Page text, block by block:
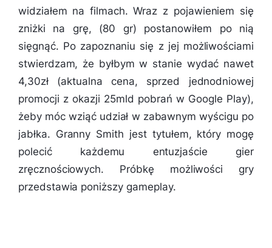
widziałem na filmach. Wraz z pojawieniem się
zniżki na grę, (80 gr) postanowiłem po nią
sięgnąć. Po zapoznaniu się z jej możliwościami
stwierdzam, że byłbym w stanie wydać nawet
4,30zł (aktualna cena, sprzed jednodniowej
promocji z okazji 25mld pobrań w Google Play),
żeby móc wziąć udział w zabawnym wyścigu po
jabłka. Granny Smith jest tytułem, który mogę
polecić każdemu entuzjaście gier
zręcznościowych. Próbkę możliwości gry
przedstawia poniższy gameplay.